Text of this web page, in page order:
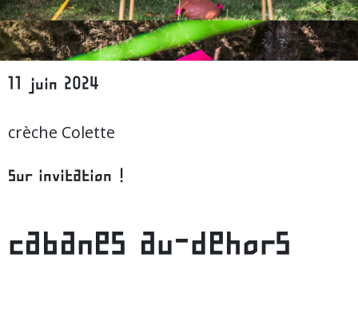
11 juin 2024
crèche Colette
sur invitation !
cabanes au-dehors